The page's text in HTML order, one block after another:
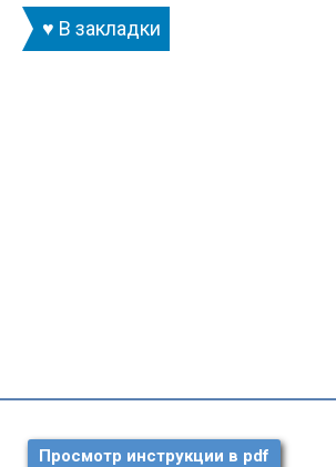
♥ В закладки
Просмотр инструкции в pdf